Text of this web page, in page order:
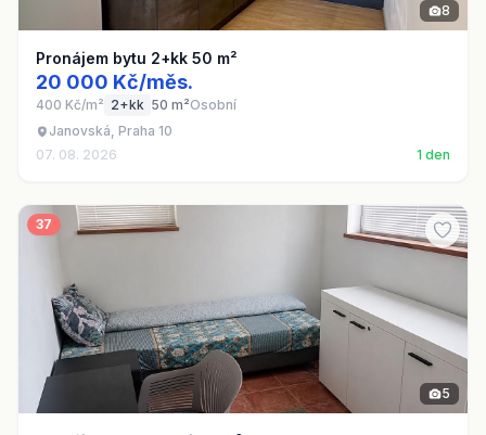
8
Pronájem bytu 2+kk 50 m²
20 000 Kč/měs.
400 Kč/m² 2+kk 50 m²Osobní
Janovská, Praha 10
07. 08. 2026
1 den
37
5